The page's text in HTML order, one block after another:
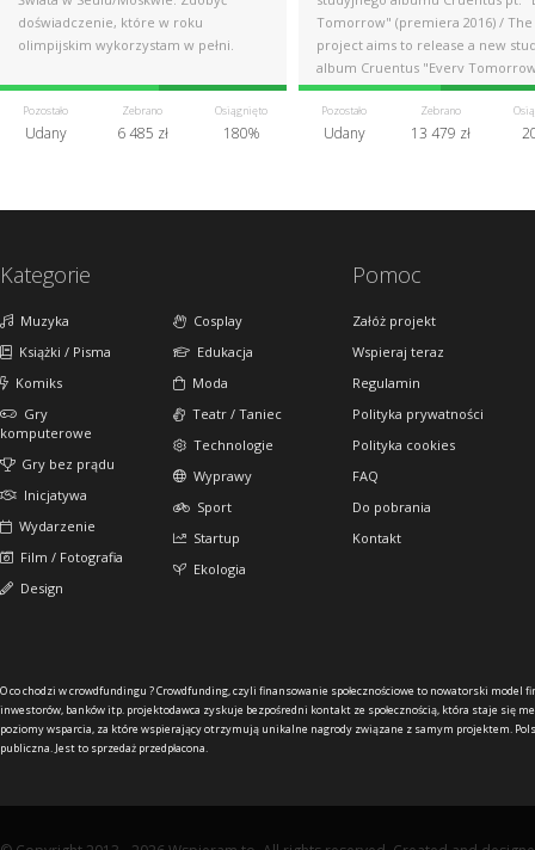
doświadczenie, które w roku
olimpijskim wykorzystam w pełni.
Pozostało
Udany
Zebrano
6 485 zł
Osiągnięto
180%
Tomorrow" (premiera 2016) / The
project aims to release a new
album Cruentus "Every
Pozostało
Udany
Zebrano
13 479 zł
Kategorie
Muzyka
Książki / Pisma
Komiks
Gry
komputerowe
Gry bez prądu
Inicjatywa
Wydarzenie
Film / Fotografia
Design
Cosplay
Edukacja
Moda
Teatr / Taniec
Technologie
Wyprawy
Sport
Startup
Ekologia
Pomoc
Załóż projekt
Wspieraj teraz
Regulamin
Polityka prywatności
Polityka cookies
FAQ
Do pobrania
Kontakt
O co chodzi w crowdfundingu ?Crowdfunding, czyli finansowanie społecznościowe to nowatorski model
inwestorów, banków itp. projektodawca zyskuje bezpośredni kontakt ze społecznością, która staje się
poziomy wsparcia, za które wspierający otrzymują unikalne nagrody związane z samym projektem.
publiczna. Jest to sprzedaż przedpłacona.